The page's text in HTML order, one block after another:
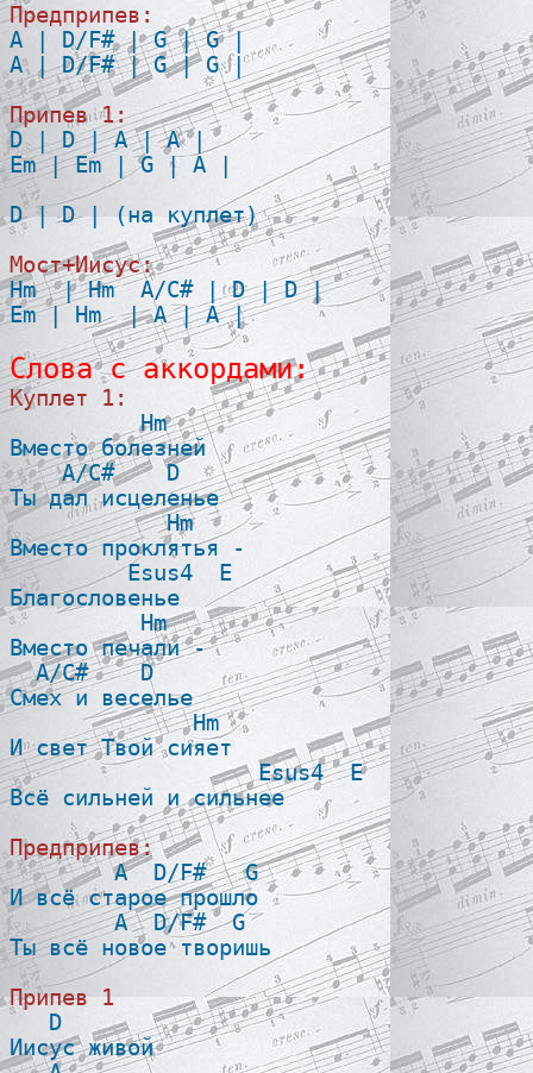
Предприпев:
A | D/F# | G | G |
A | D/F# | G | G |
Припев 1:
D | D | A | A |
Em | Em | G | A |
D | D | (на куплет)
Мост+Иисус:
Hm  | Hm  A/C# | D | D |
Em | Hm  | A | A |
Слова с аккордами:
Куплет 1:
Hm
Вместо болезней
    A/C#    D
Ты дал исцеленье
            Hm
Вместо проклятья -
         Esus4  E
Благословенье
          Hm
Вместо печали -
  A/C#    D
Смех и веселье
              Hm
И свет Твой сияет
                   Esus4  E
Всё сильней и сильнее
Предприпев:
A  D/F#   G
И всё старое прошло
        A  D/F#  G
Ты всё новое творишь
Припев 1
D
Иисус живой